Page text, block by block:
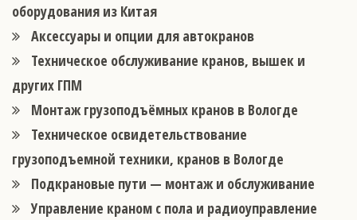
оборудования из Китая
Аксессуары и опции для автокранов
Техническое обслуживание кранов, вышек и
других ГПМ
Монтаж грузоподъёмных кранов в Вологде
Техническое освидетельствование
грузоподъемной техники, кранов в Вологде
Подкрановые пути — монтаж и обслуживание
Управление краном с пола и радиоуправление